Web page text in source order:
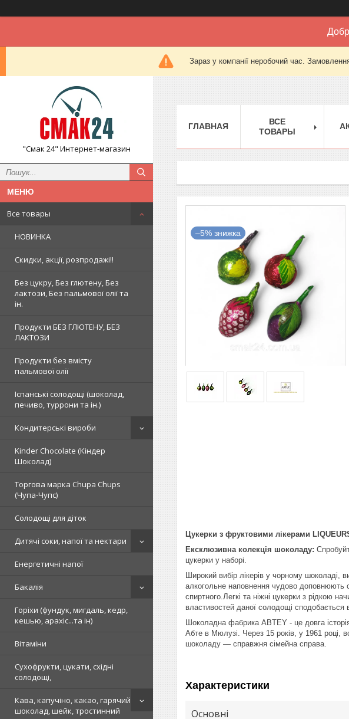
Зараз у компанії неробочий час.
"Смак 24" Интернет-магазин
Все товары
НОВИНКА
Скидки, акції, розпродажі!!
Без цукру, Без глютену, Без
лактози, Без пальмової олії та
ін.
Продукти БЕЗ ГЛЮТЕНУ, БЕЗ
ЛАКТОЗИ
Продукти без вмісту
пальмової олії
Іспанські солодощі (шоколад,
печиво, туррони та ін.)
Кондитерські вироби
Kinder Chocolate (Кіндер
Шоколад)
Торгова марка Chupa Chups
(Чупа-Чупс)
Солодощі для діток
Дитячі соки, напої та нектари
Енергетичні напої
Бакалія
Горіхи (фундук, мигдаль, кедр,
кешью, арахіс...та ін)
Вітаміни
Сухофрукти, цукати, східні
солодощі,
Кава, капучіно, какао, гарячий
шоколад, шейк, тростинний
ГЛАВНАЯ
ВСЕ
ТОВАРЫ
–5%
Цукерки з фруктовими лікерами
Ексклюзивна колекція шоколаду:
цукерки у наборі.
Широкий вибір лікерів у чорному
алкогольне наповнення чудово доповнюють
спиртного.Легкі та ніжні цукерки з рідкою
властивостей даної солодощі
Шоколадна фабрика ABTEY - це довга
Абте в Мюлузі. Через 15 років, у 1961 році,
шоколаду — справжня сімейна справа.
Характеристики
Основні